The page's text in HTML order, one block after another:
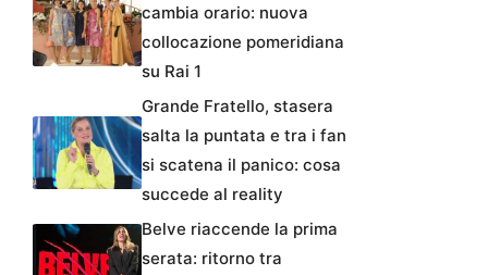
cambia orario: nuova
collocazione pomeridiana
su Rai 1
Grande Fratello, stasera
salta la puntata e tra i fan
si scatena il panico: cosa
succede al reality
Belve riaccende la prima
serata: ritorno tra